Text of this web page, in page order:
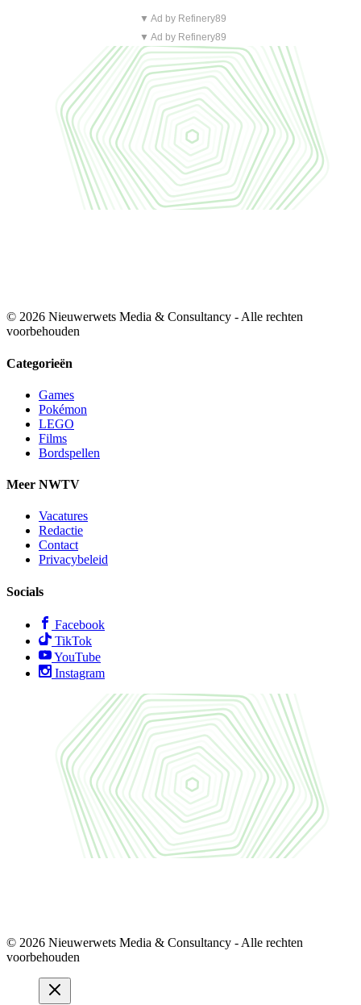
▼ Ad by Refinery89
▼ Ad by Refinery89
© 2026 Nieuwerwets Media & Consultancy - Alle rechten
voorbehouden
Categorieën
Games
Pokémon
LEGO
Films
Bordspellen
Meer NWTV
Vacatures
Redactie
Contact
Privacybeleid
Socials
Facebook
TikTok
YouTube
Instagram
© 2026 Nieuwerwets Media & Consultancy - Alle rechten
voorbehouden